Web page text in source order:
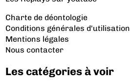
Charte de déontologie
Conditions générales d'utilisation
Mentions légales
Nous contacter
Les catégories à voir